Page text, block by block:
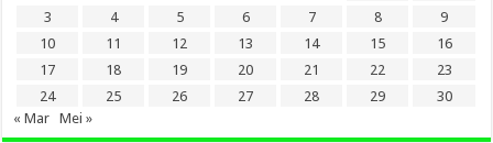
3
4 5 6 7 8
9
10
11 12 13 14 15
16
17
18 19 20 21 22
23
24
25 26 27 28 29
30
« Mar
Mei »